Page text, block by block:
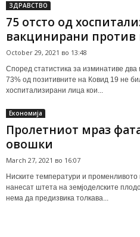
ЗДРАВСТВО
75 отсто од
вакцинирани против
October 29, 2021 во 13:48
Според статистика за изминативе
73% од позитивните на Ковид 19 не
хоспитализирани лица кои...
Економија
Пролетниот мраз
овошки
March 27, 2021 во 16:07
Ниските температури и
нанесат штета на земјоделските
нема да предизвика толкава...